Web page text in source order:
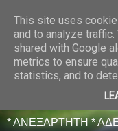
E F E N
* ΑΝΕΞΑΡΤΗΤΗ *
This site uses
and to analyze
shared with Google
metrics to ensure
statistics, and to